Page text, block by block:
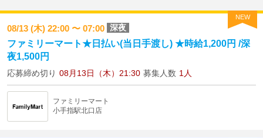
NEW
08/13 (木) 22:00 〜 07:00 深夜
ファミリーマート★日払い(当日手渡し) ★時給1,200円 /深
夜1,500円
応募締め切り 08月13日（木）21:30 募集人数 1人
ファミリーマート
小手指駅北口店